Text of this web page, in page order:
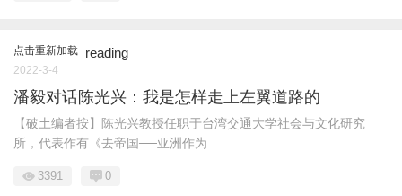
点击重新加载 reading
2022-3-4
潘毅对话陈光兴：我是怎样走上左翼道路的
【破土编者按】陈光兴教授任职于台湾交通大学社会与文化研究
所，代表作有《去帝国──亚洲作为 ...
3391 0